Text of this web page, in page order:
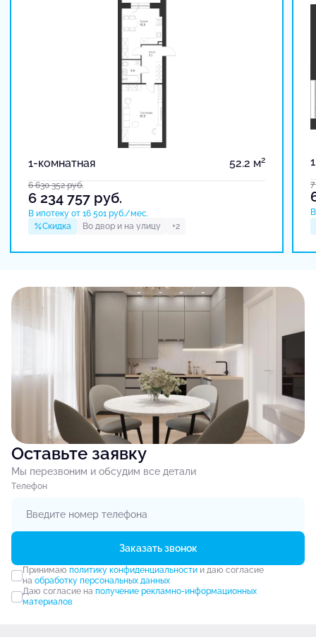
1-комнатная 52.2 м2
6 630 352руб.
6 234 757 руб.
В ипотеку от 16 501 руб./мес.
Скидка
Во двор и на улицу +2
Оставьте заявку
Мы перезвоним и обсудим все детали
Tелефон
Заказать звонок
Принимаю политику конфиденциальностии даю согласие
на обработку персональных данных
Даю согласие на получение рекламно-информационных
материалов